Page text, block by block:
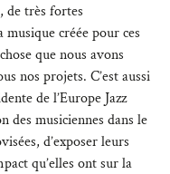
de très fortes
créée pour ces
que nous avons
nos projets. C’est aussi
de l’Europe Jazz
des musiciennes dans le
d’exposer leurs
qu’elles ont sur la